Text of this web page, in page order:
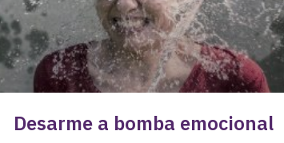
Desarme a bomba emocional